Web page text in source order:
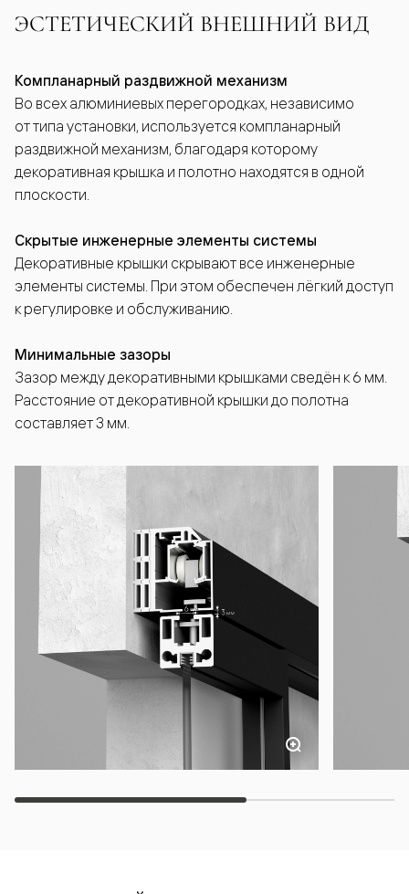
ЭСТЕТИЧЕСКИЙ ВНЕШНИЙ ВИД
Компланарный раздвижной механизм
Во всех алюминиевых перегородках, независимо
от типа установки, используется компланарный
раздвижной механизм, благодаря которому
декоративная крышка и полотно находятся в одной
плоскости.
Скрытые инженерные элементы системы
Декоративные крышки скрывают все инженерные
элементы системы. При этом обеспечен лёгкий доступ
к регулировке и обслуживанию.
Минимальные зазоры
Зазор между декоративными крышками сведён к 6 мм.
Расстояние от декоративной крышки до полотна
составляет 3 мм.